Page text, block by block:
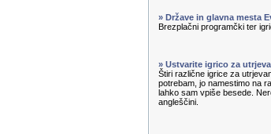
» Države in glavna mesta
Brezplačni programčki ter
» Ustvarite igrico za
Štiri različne igrice za
potrebam, jo namestimo na
lahko sam vpiše besede.
angleščini.